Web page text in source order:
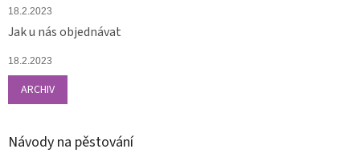
18.2.2023
Jak u nás objednávat
18.2.2023
ARCHIV
Návody na pěstování